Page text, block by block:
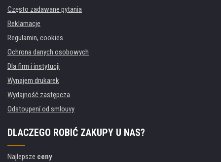
Często zadawane pytania
Reklamacje
Regulamin, cookies
Ochrona danych osobowych
Dla firm i instytucji
Wynajem drukarek
Wydajność zastępcza
Odstoupení od smlouvy
DLACZEGO ROBIĆ ZAKUPY U NAS?
Najlepsze ceny